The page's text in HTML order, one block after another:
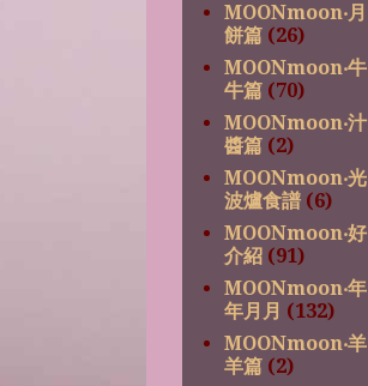
MOONmoon‧月
餅篇 (26)
MOONmoon‧牛
牛篇 (70)
MOONmoon‧汁
醬篇 (2)
MOONmoon‧光
波爐食譜 (6)
MOONmoon‧好
介紹 (91)
MOONmoon‧年
年月月 (132)
MOONmoon‧羊
羊篇 (2)